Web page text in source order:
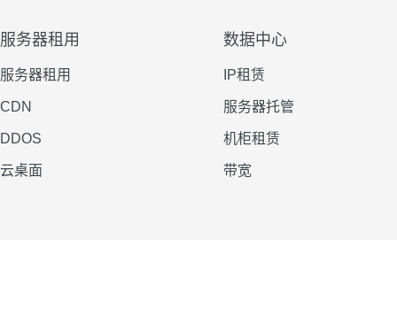
服务器租用
服务器租用
CDN
DDOS
云桌面
数据中心
IP租赁
服务器托管
机柜租赁
带宽